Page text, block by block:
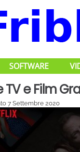
SOFTWARE
TV e Film
7 Settembre 2020